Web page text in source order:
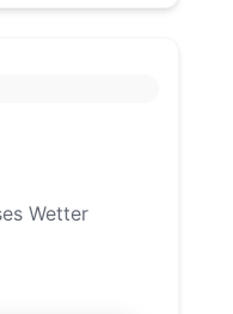
Wetter